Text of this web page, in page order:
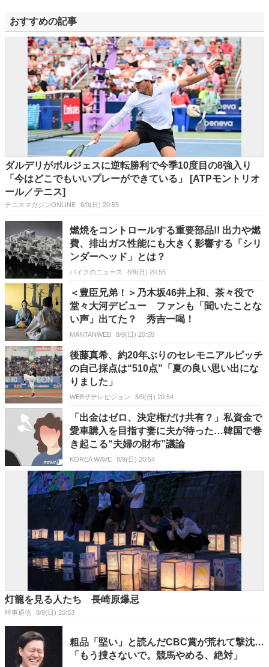
おすすめの記事
ダルデリがボルジェスに逆転勝利で今季10度目の8強入り
「今はどこでもいいプレーができている」 [ATPモントリオ
ール／テニス]
テニスマガジンONLINE 8/9(日) 20:55
燃焼をコントロールする重要部品!! 出力や燃
費、排出ガス性能にも大きく影響する「シリ
ンダーヘッド」とは？
バイクのニュース 8/9(日) 20:55
＜豊臣兄弟！＞乃木坂46井上和、茶々役で
堂々大河デビュー ファンも「聞いたことな
い声」出てた？ 秀吉一喝！
MANTANWEB 8/9(日) 20:55
後藤真希、約20年ぶりのセレモニアルピッチ
の自己採点は“510点”「夏の良い思い出にな
りました」
WEBザテレビジョン 8/9(日) 20:54
「出金はゼロ、決定権だけ共有？」私資金で
愛車購入を目指す妻に夫が待った…韓国で巻
き起こる“夫婦の財布”議論
KOREA WAVE 8/9(日) 20:54
灯籠を見る人たち 長崎原爆忌
時事通信 8/9(日) 20:53
粗品「堅い」と読んだCBC賞が荒れて撃沈…
「もう捜さないで。競馬やめる、絶対」